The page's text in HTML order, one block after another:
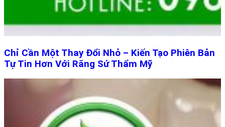
Chỉ Cần Một Thay Đổi Nhỏ – Kiến Tạo Phiên Bản
Tự Tin Hơn Với Răng Sứ Thẩm Mỹ